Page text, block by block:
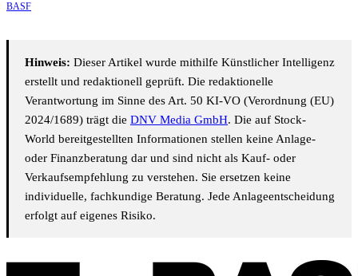
BASF
Hinweis: Dieser Artikel wurde mithilfe Künstlicher Intelligenz
erstellt und redaktionell geprüft. Die redaktionelle
Verantwortung im Sinne des Art. 50 KI-VO (Verordnung (EU)
2024/1689) trägt die DNV Media GmbH. Die auf Stock-
World bereitgestellten Informationen stellen keine Anlage-
oder Finanzberatung dar und sind nicht als Kauf- oder
Verkaufsempfehlung zu verstehen. Sie ersetzen keine
individuelle, fachkundige Beratung. Jede Anlageentscheidung
erfolgt auf eigenes Risiko.